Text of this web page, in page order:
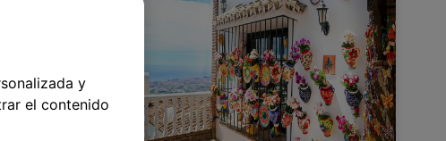
y
el contenido